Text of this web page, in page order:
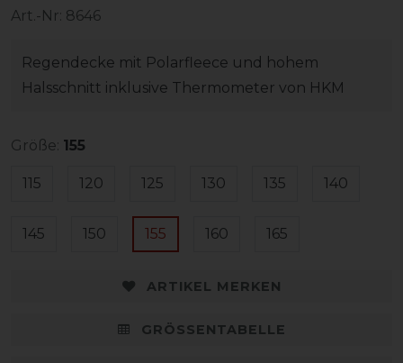
Art.-Nr: 8646
Regendecke mit Polarfleece und hohem
Halsschnitt inklusive Thermometer von HKM
Größe: 155
115 120 125 130 135 140
145 150 155 160 165
ARTIKEL MERKEN
GRÖSSENTABELLE